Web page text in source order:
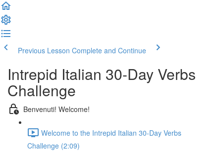
Previous Lesson Complete and Continue
Intrepid Italian 30-Day Verbs
Challenge
Benvenuti! Welcome!
Welcome to the Intrepid Italian 30-Day Verbs
Challenge (2:09)